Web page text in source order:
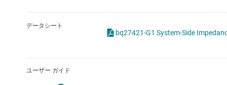
クロックとタイミング
データシート
bq27421-G1 System-Side
ユーザー ガイド